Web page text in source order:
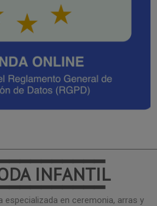
INFANTIL
especializada en ceremonia, arras y